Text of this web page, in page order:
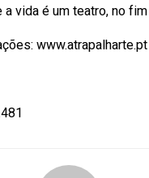
a vida é um teatro, no
www.atrapalharte.pt